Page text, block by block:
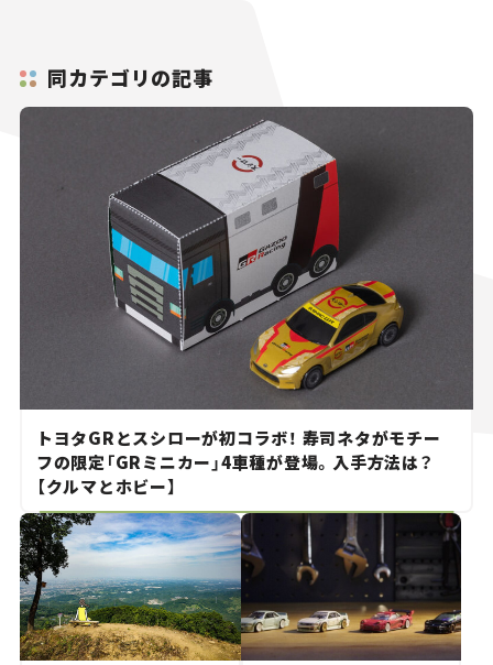
同カテゴリの記事
トヨタGRとスシローが初コラボ！ 寿司ネタがモチー
フの限定「GRミニカー」4車種が登場。入手方法は？
【クルマとホビー】